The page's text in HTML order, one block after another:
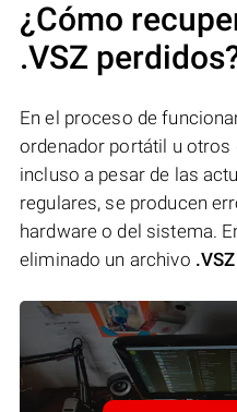
¿Cómo
.VSZ
En el proceso de
ordenador portátil u
incluso a pesar de las
regulares, se producen
hardware o del sistema.
eliminado un archivo .VSZ